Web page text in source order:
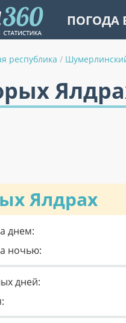
ПОГОДА
республика /
Ялдрах
днем:
ночью:
дней: